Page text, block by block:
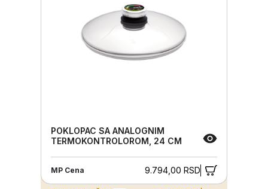
POKLOPAC SA ANALOGNIM
TERMOKONTROLOROM, 24 CM
MP Cena 9.794,00 RSD